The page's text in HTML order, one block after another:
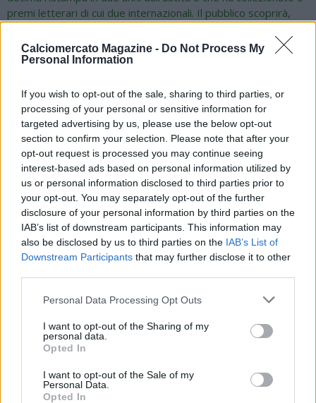
Calciomercato Magazine - Do Not Process My
Personal Information
If you wish to opt-out of the sale, sharing to third parties, or
processing of your personal or sensitive information for
targeted advertising by us, please use the below opt-out
section to confirm your selection. Please note that after your
opt-out request is processed you may continue seeing
interest-based ads based on personal information utilized by
us or personal information disclosed to third parties prior to
your opt-out. You may separately opt-out of the further
disclosure of your personal information by third parties on the
IAB’s list of downstream participants. This information may
also be disclosed by us to third parties on the IAB’s List of
Downstream Participants that may further disclose it to other
Personal Data Processing Opt Outs
I want to opt-out of the Sharing of my
personal data.
Opted In
I want to opt-out of the Sale of my
Personal Data.
Opted In
premi letterari di cui due internazionali. Il pubblico scoprirà,
dalle interviste e dalle apparizioni televisive ufficiali raccontata
dal suo familiare che lo ha frequentato fin da quando Righetti
che da 2 anni, dal centenario della nascita di Alberto, ho già
presentato in 53 città italiane. Ho aspettato il centenario per
celebrarlo con il libro e con lo spettacolo perché a noi familiari
aveva fatto una raccomandazione: 'I vostri ricordi con me e
con i nostri cari raccontateli soltanto quando sarò in
'orizzontale'. Ad Alberto la parola morte non piaceva. 'Allora mi
farete felice - ci diceva - perché sarà anche un modo per non
farmi dimenticare dal mio pubblico che ho amato come fosse
la mia famiglia e per farmi conoscere alle nuove generazioni'.
Così ho fatto. Con il pubblico ha condiviso la sua vita
professionale, ma non quella privata sulla quale sono state
create tante fake news". Uno spettacolo, quindi, lontano dai
luoghi comuni con foto inedite provenienti dagli album di
Il profondo legame affettivo di Alberto Sordi con Pesaro e con
le Marche